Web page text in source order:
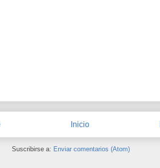
Inicio
Suscribirse a: Enviar comentarios (Atom)